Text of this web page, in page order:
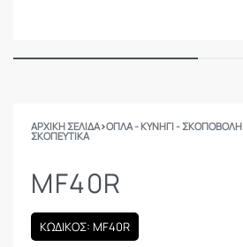
ΑΡΧΙΚΉ ΣΕΛΊΔΑ›ΟΠΛΑ - ΚΥΝΗΓΙ - ΣΚΟΠΟΒΟΛΗ
ΣΚΟΠΕΥΤΙΚΆ
MF40R
ΚΩΔΙΚΟΣ: MF40R